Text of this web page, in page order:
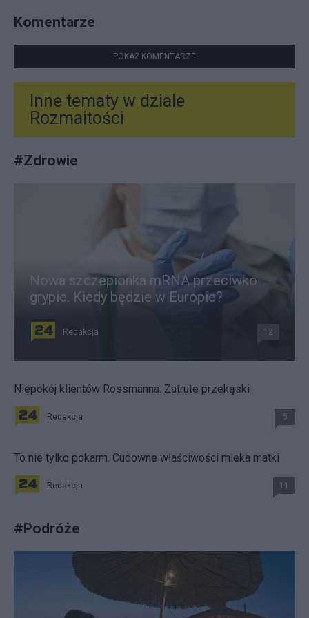
Komentarze
POKAŻ KOMENTARZE
Inne tematy w dziale
Rozmaitości
#Zdrowie
Nowa szczepionka mRNA przeciwko
grypie. Kiedy będzie w Europie?
Redakcja 12
Niepokój klientów Rossmanna. Zatrute przekąski
Redakcja 5
To nie tylko pokarm. Cudowne właściwości mleka matki
Redakcja 11
#Podróże